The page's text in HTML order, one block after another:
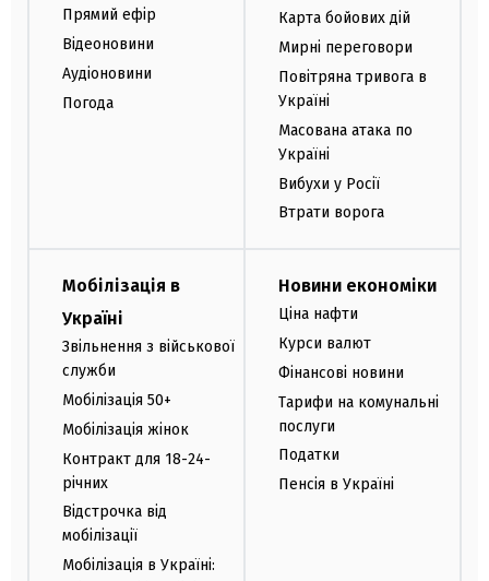
Прямий ефір
Відеоновини
Аудіоновини
Погода
Карта бойових дій
Мирні переговори
Повітряна тривога в
Україні
Масована атака по
Україні
Вибухи у Росії
Втрати ворога
Мобілізація в
Україні
Звільнення з військової
служби
Мобілізація 50+
Мобілізація жінок
Контракт для 18-24-
річних
Відстрочка від
мобілізації
Мобілізація в Україні:
Новини економіки
Ціна нафти
Курси валют
Фінансові новини
Тарифи на комунальні
послуги
Податки
Пенсія в Україні